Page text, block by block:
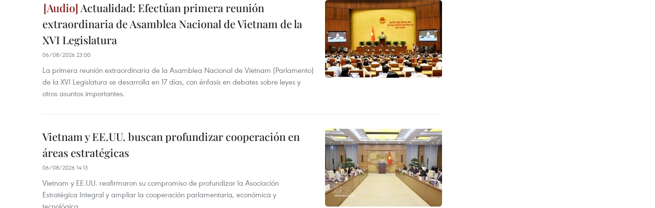
Actualidad: Efectúan primera reunión
extraordinaria de Asamblea Nacional de Vietnam de la
XVI Legislatura
06/08/2026 23:00
La primera reunión extraordinaria de la Asamblea Nacional de Vietnam (Parlamento)
de la XVI Legislatura se desarrolla en 17 días, con énfasis en debates sobre leyes y
otros asuntos importantes.
Vietnam y EE.UU. buscan profundizar cooperación en
áreas estratégicas
06/08/2026 14:13
Vietnam y EE.UU. reafirmaron su compromiso de profundizar la Asociación
Estratégica Integral y ampliar la cooperación parlamentaria, económica y
tecnológica.